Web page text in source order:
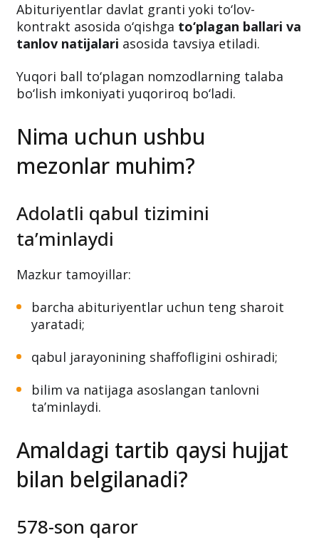
Abituriyentlar davlat granti yoki to‘lov-
kontrakt asosida o‘qishga to‘plagan ballari va
tanlov natijalari asosida tavsiya etiladi.
Yuqori ball to‘plagan nomzodlarning talaba
bo‘lish imkoniyati yuqoriroq bo‘ladi.
Nima uchun ushbu
mezonlar muhim?
Adolatli qabul tizimini
ta’minlaydi
Mazkur tamoyillar:
barcha abituriyentlar uchun teng sharoit
yaratadi;
qabul jarayonining shaffofligini oshiradi;
bilim va natijaga asoslangan tanlovni
ta’minlaydi.
Amaldagi tartib qaysi hujjat
bilan belgilanadi?
578-son qaror